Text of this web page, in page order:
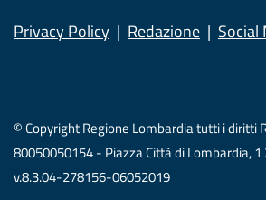
Privacy Policy Redazione Social
© Copyright Regione Lombardia tutti i diritti
80050050154 - Piazza Città di Lombardia,
v.8.3.04-278156-06052019